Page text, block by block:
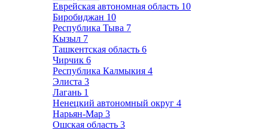
Еврейская автономная область 10
Биробиджан 10
Республика Тыва 7
Кызыл 7
Ташкентская область 6
Чирчик 6
Республика Калмыкия 4
Элиста 3
Лагань 1
Ненецкий автономный округ 4
Нарьян-Мар 3
Ошская область 3